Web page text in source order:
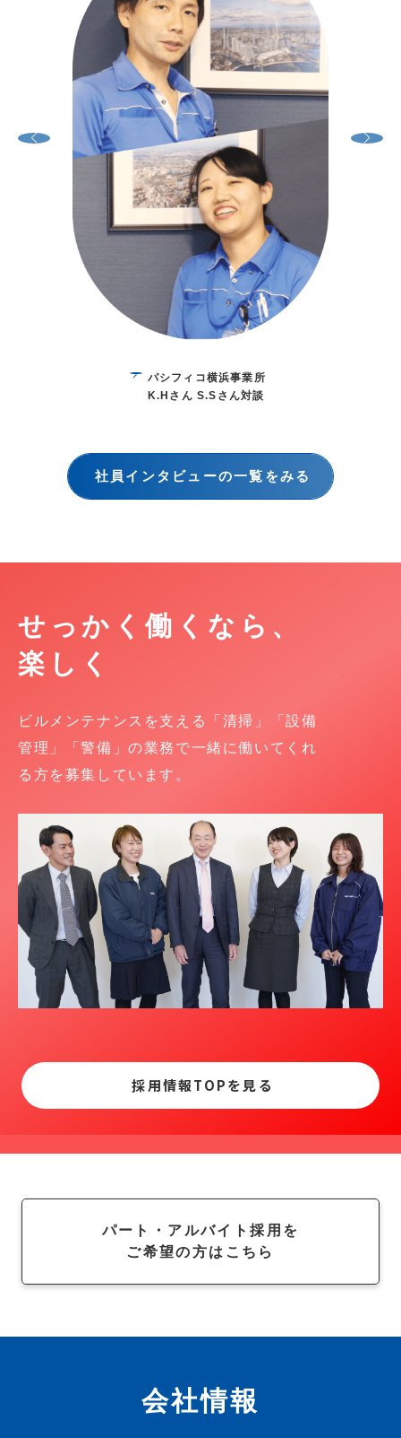
パシフィコ横浜事業所
K.Hさん S.Sさん対談
社員インタビューの一覧をみる
せっかく働くなら、
楽しく
ビルメンテナンスを支える「清掃」「設備
管理」「警備」の業務で一緒に働いてくれ
る方を募集しています。
採用情報TOPを見る
パート・アルバイト採用を
ご希望の方はこちら
会社情報